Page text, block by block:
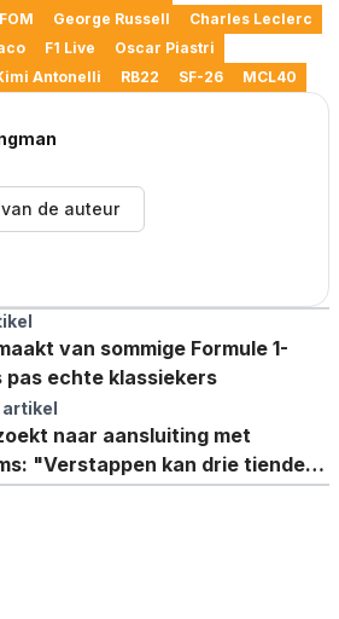
FOM George Russell
Charles Leclerc
F1 Live
Oscar Piastri
Antonelli RB22 SF-26 MCL40
de auteur
van sommige Formule 1-
echte klassiekers
artikel
naar aansluiting met
"Verstappen kan drie tienden